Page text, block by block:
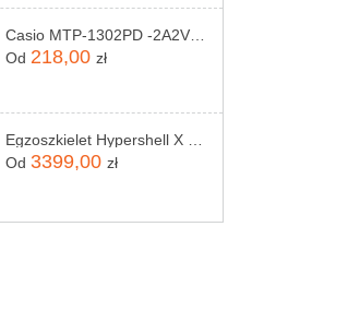
Od 218,00 zł
Od 3399,00 zł